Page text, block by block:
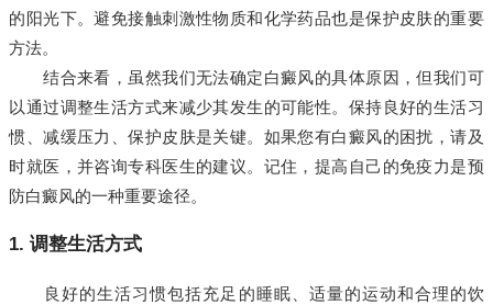
的阳光下。避免接触刺激性物质和化学药品也是保护皮肤的重要
方法。
结合来看，虽然我们无法确定白癜风的具体原因，但我们可
以通过调整生活方式来减少其发生的可能性。保持良好的生活习
惯、减缓压力、保护皮肤是关键。如果您有白癜风的困扰，请及
时就医，并咨询专科医生的建议。记住，提高自己的免疫力是预
防白癜风的一种重要途径。
1. 调整生活方式
良好的生活习惯包括充足的睡眠、适量的运动和合理的饮